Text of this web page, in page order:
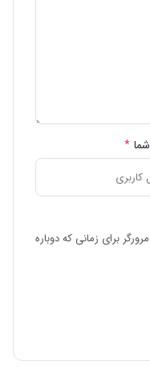
*
برای زمانی که دوباره